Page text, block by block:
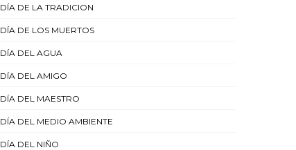
DÍA DE LA TRADICION
DÍA DE LOS MUERTOS
DÍA DEL AGUA
DÍA DEL AMIGO
DÍA DEL MAESTRO
DÍA DEL MEDIO AMBIENTE
DÍA DEL NIÑO